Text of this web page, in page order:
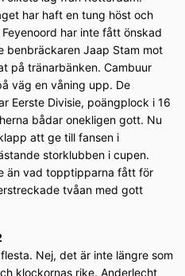
har haft en tung höst och
har inte fått önskad
Jaap Stam mot
på tränarbänken. Cambuur
väg en våning upp. De
Eerste Divisie, poängplock i 16
bådar onekligen gott. Nu
att ge till fansen i
storklubben i cupen.
än vad topptipparna fått för
tvåan med gott
Nej, det är inte längre som
klockornas rike. Anderlecht